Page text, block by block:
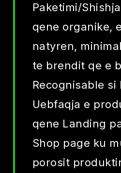
Paketimi/
qene organike,
natyren,
te brendit qe e
Recognisable si
Uebfaqja e
qene Landing
Shop page ku
porosit